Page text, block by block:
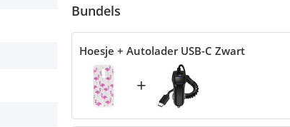
Bundels
Hoesje + Autolader USB-C Zwart
+